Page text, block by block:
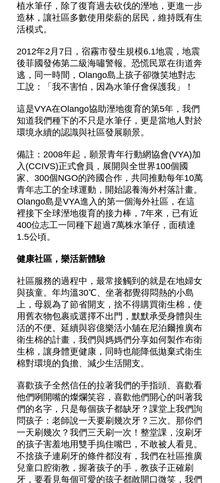
植水筆仔，除了復育過去砍伐的溼地，更進一步
造林，讓社區多數使用柴薪的居民，維持既有生
活模式。
2012年2月7日，宿霧市發生規模6.1地震，地震
後菲國發佈第二級海嘯警報。恐慌民眾在街道奔
逃，同一時間，Olango島上孩子卻微笑地對志
工說：「我不害怕，因為水筆仔會保護我」！
這是VYA在Olango協助溼地復育的第5年，我們
知道我們種下的不只是水筆仔，更是當地人對於
環境永續的認識與社區發展願景。
備註：2008年起，願景青年行動網協會(VYA)加
入(CCIVS)正式會員，展開與全世界100個國
家、300個NGO的跨國合作，共同推動每年10萬
青年志工的全球運動，開始認養海外村落計畫。
Olango島是VYA進入的第一個海外社區，在這
裡接下全球溼地復育的接力棒，7年來，已有近
400位志工一同種下超過7萬株水筆仔，面積達
1.5公頃。
健康社區，樂活新體驗
社區服務的過程中，最常接觸到的就是在地婦女
與孩童。年均溫30℃、坐著都覺得悶熱的小島
上，母親為了節省開支，捨不得購買衛生棉，使
用舊衣物包裹或選擇不出門，默默承受身體與生
活的不便。延續與容億樂活小舖在尼泊爾推廣布
衛生棉的計畫，我們與媽媽們分享如何製作布衛
生棉，讓身體更健康，同時也能降低拋棄式衛生
棉對環境的負擔、減少生活開支。
喜歡孩子全然信任的拉著我們的手指頭、喜歡看
他們咧開嘴的燦爛笑容，喜歡他們開心的叫著我
們的名字，只是每個孩子都缺牙？課堂上我們詢
問孩子：老師說一天要刷幾次牙？三次。那你們
一天刷幾次？我們三天刷一次！整堂課，沒刷牙
的孩子害羞地用雙手摀住嘴巴，不敢被人看見。
不捨孩子連刷牙的條件都沒有，我們在社區推廣
兒童口腔衛教，握著孩子的手，教孩子正確刷
牙，要看見每個可愛的孩子都敢開口微笑，我們